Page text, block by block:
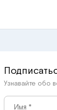
Узнавайте обо